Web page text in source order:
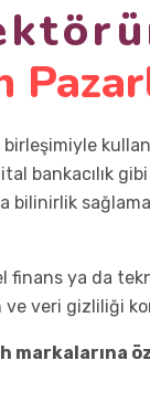
bankacılık
bilinirlik
ya da
veri gizliliği
markalarına